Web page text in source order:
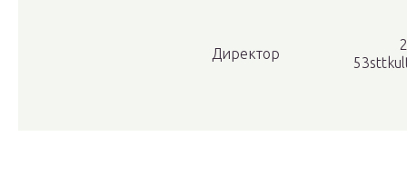
Директор